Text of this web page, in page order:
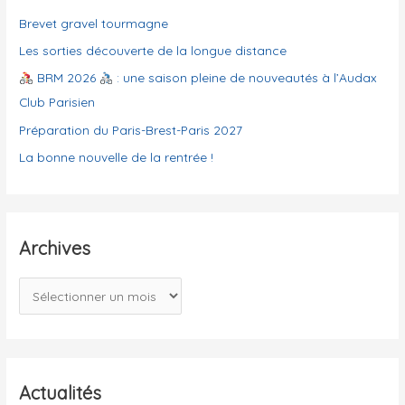
r
i
e
s
Brevet gravel tourmagne
Les sorties découverte de la longue distance
BRM 2026
: une saison pleine de nouveautés à l’Audax
Club Parisien
Préparation du Paris-Brest-Paris 2027
La bonne nouvelle de la rentrée !
Archives
r
Actualités